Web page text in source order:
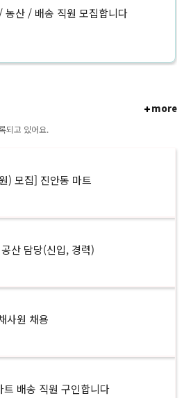
산 / 배송 직원 모집합니다
more
되고 있어요.
) 모집] 진안동 마트
산 담당(신입, 경력)
사원 채용
배송 직원 구인합니다